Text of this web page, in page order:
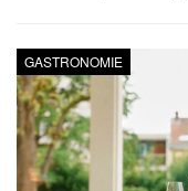
GASTRONOMIE